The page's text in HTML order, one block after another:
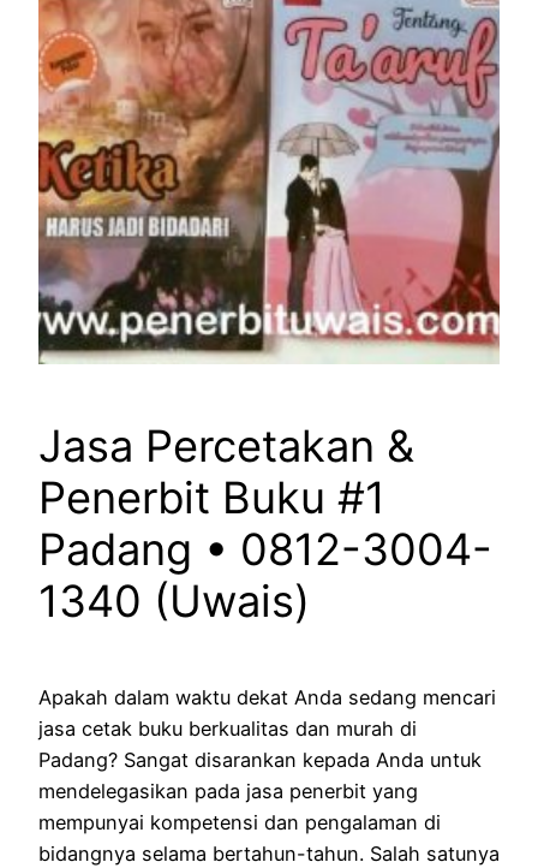
Jasa Percetakan &
Penerbit Buku #1
Padang • 0812-3004-
1340 (Uwais)
Apakah dalam waktu dekat Anda sedang mencari
jasa cetak buku berkualitas dan murah di
Padang? Sangat disarankan kepada Anda untuk
mendelegasikan pada jasa penerbit yang
mempunyai kompetensi dan pengalaman di
bidangnya selama bertahun-tahun. Salah satunya